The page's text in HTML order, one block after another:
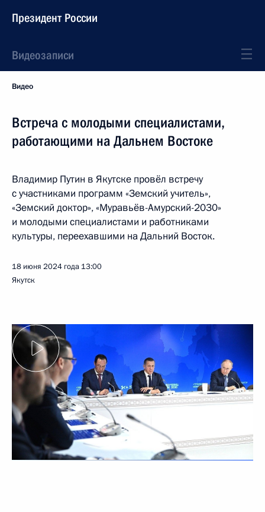
Президент России
Видеозаписи
Видео
Встреча с молодыми специалистами,
работающими на Дальнем Востоке
Владимир Путин в Якутске провёл встречу
с участниками программ «Земский учитель»,
«Земский доктор», «Муравьёв-Амурский-2030»
и молодыми специалистами и работниками
культуры, переехавшими на Дальний Восток.
18 июня 2024 года 13:00
Якутск